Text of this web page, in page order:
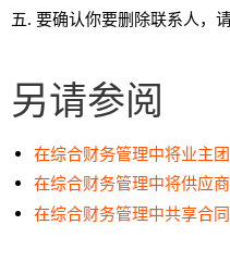
要确认你要删除联系人，
另请参阅
在综合财务管理中将业主
在综合财务管理中将供应
在综合财务管理中共享合同